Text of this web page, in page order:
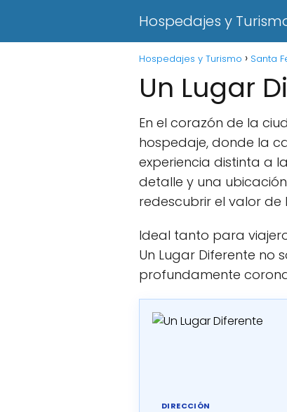
Hospedajes y
Hospedajes y Turismo Santa
Un Lugar
En el corazón de la
hospedaje, donde la
experiencia distinta a
detalle y una
redescubrir el valor de
Ideal tanto para
Un Lugar Diferente no
profundamente
DIRECCIÓN